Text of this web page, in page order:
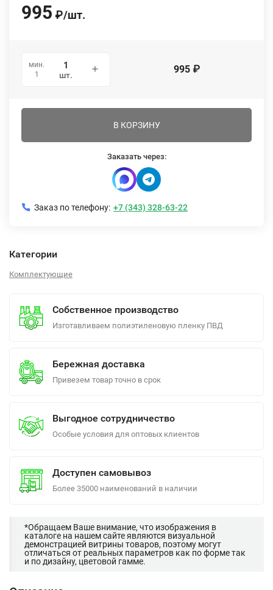
995 ₽/шт.
мин.
1
шт. 995 ₽
В КОРЗИНУ
Заказать через:
Заказ по телефону: +7 (343) 328-63-22
Категории
Комплектующие
Собственное производство
Изготавливаем полиэтиленовую пленку ПВД
Бережная доставка
Привезем товар точно в срок
Выгодное сотрудничество
Особые условия для оптовых клиентов
Доступен самовывоз
Более 35000 наименований в наличии
*Обращаем Ваше внимание, что изображения в
каталоге на нашем сайте являются визуальной
демонстрацией витрины товаров, поэтому могут
отличаться от реальных параметров как по форме так
и по дизайну, цветовой гамме.